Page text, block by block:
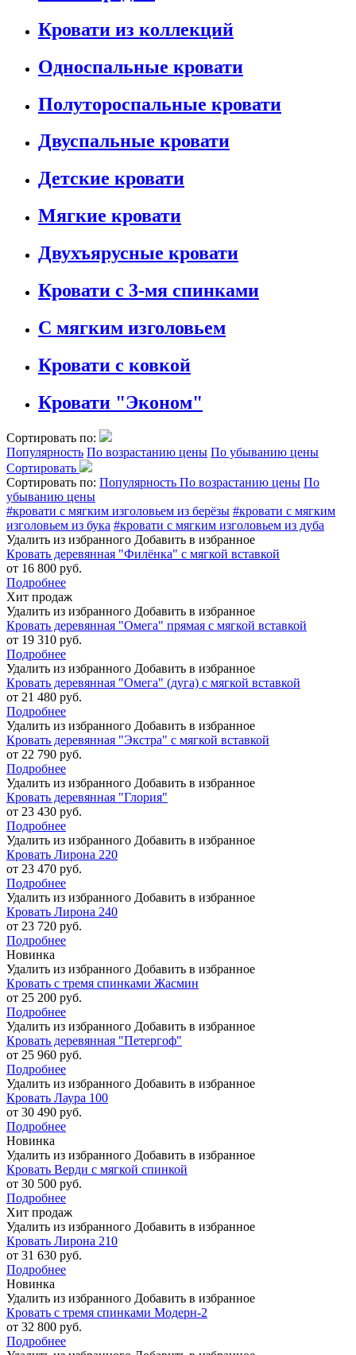
Кровати из коллекций
Односпальные кровати
Полутороспальные кровати
Двуспальные кровати
Детские кровати
Мягкие кровати
Двухъярусные кровати
Кровати с 3-мя спинками
С мягким изголовьем
Кровати с ковкой
Кровати "Эконом"
Сортировать по:
Популярность По возрастанию цены По убыванию цены
Сортировать
Сортировать по: Популярность По возрастанию цены По
убыванию цены
#кровати с мягким изголовьем из берёзы #кровати с мягким
изголовьем из бука #кровати с мягким изголовьем из дуба
Удалить из избранного Добавить в избранное
Кровать деревянная "Филёнка" с мягкой вставкой
от 16 800 руб.
Подробнее
Хит продаж
Удалить из избранного Добавить в избранное
Кровать деревянная "Омега" прямая с мягкой вставкой
от 19 310 руб.
Подробнее
Удалить из избранного Добавить в избранное
Кровать деревянная "Омега" (дуга) с мягкой вставкой
от 21 480 руб.
Подробнее
Удалить из избранного Добавить в избранное
Кровать деревянная "Экстра" с мягкой вставкой
от 22 790 руб.
Подробнее
Удалить из избранного Добавить в избранное
Кровать деревянная "Глория"
от 23 430 руб.
Подробнее
Удалить из избранного Добавить в избранное
Кровать Лирона 220
от 23 470 руб.
Подробнее
Удалить из избранного Добавить в избранное
Кровать Лирона 240
от 23 720 руб.
Подробнее
Новинка
Удалить из избранного Добавить в избранное
Кровать с тремя спинками Жасмин
от 25 200 руб.
Подробнее
Удалить из избранного Добавить в избранное
Кровать деревянная "Петергоф"
от 25 960 руб.
Подробнее
Удалить из избранного Добавить в избранное
Кровать Лаура 100
от 30 490 руб.
Подробнее
Новинка
Удалить из избранного Добавить в избранное
Кровать Верди с мягкой спинкой
от 30 500 руб.
Подробнее
Хит продаж
Удалить из избранного Добавить в избранное
Кровать Лирона 210
от 31 630 руб.
Подробнее
Новинка
Удалить из избранного Добавить в избранное
Кровать с тремя спинками Модерн-2
от 32 800 руб.
Подробнее